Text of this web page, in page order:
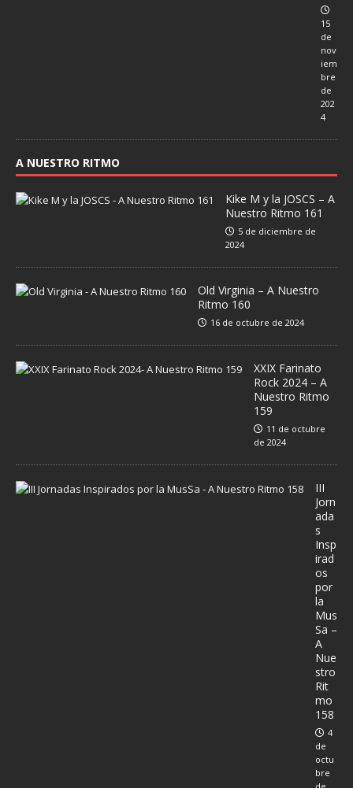
15
de
nov
iem
bre
de
202
4
A NUESTRO RITMO
Kike M y la JOSCS – A
Nuestro Ritmo 161
5 de diciembre de
2024
Old Virginia – A Nuestro
Ritmo 160
16 de octubre de 2024
XXIX Farinato
Rock 2024 – A
Nuestro Ritmo
159
11 de octubre
de 2024
III
Jorn
ada
s
Insp
irad
os
por
la
Mus
Sa –
A
Nue
stro
Rit
mo
158
4
de
octu
bre